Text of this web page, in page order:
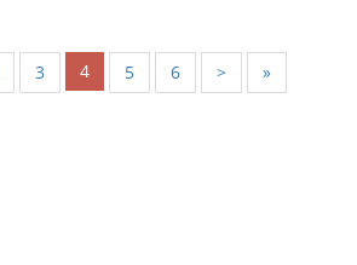
3 4 5 6 > »